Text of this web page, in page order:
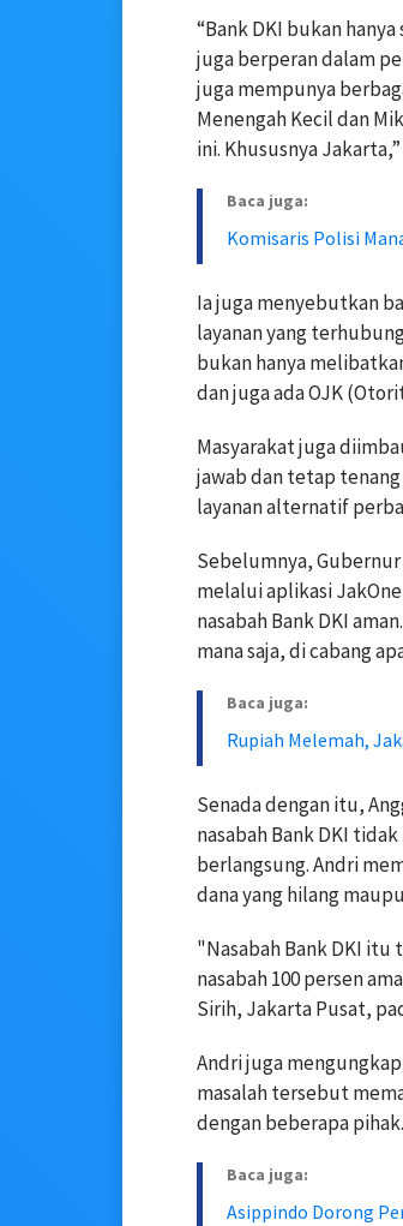
“Bank DKI bukan
juga berperan dalam
juga mempunya
Menengah Kecil dan
ini. Khususnya
Baca juga:
Komisaris Polisi
Ia juga menyebutkan
layanan yang
bukan hanya
dan juga ada OJK
Masyarakat juga
jawab dan tetap
layanan alternatif
Sebelumnya, Gubernur
melalui aplikasi
nasabah Bank DKI
mana saja, di cabang
Baca juga:
Rupiah Melemah,
Senada dengan itu,
nasabah Bank DKI
berlangsung. Andri
dana yang hilang
"Nasabah Bank DKI
nasabah 100 persen
Sirih, Jakarta Pusat,
Andri juga
masalah tersebut
dengan beberapa pihak.
Baca juga:
Asippindo Dorong